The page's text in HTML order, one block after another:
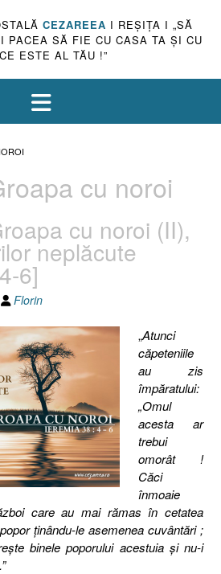
CEZAREEA I REŞIŢA I „SĂ
PACEA SĂ FIE CU CASA TA ŞI CU
ESTE AL TĂU !”
cu noroi
cu noroi (II),
neplăcute
6]
Florin
„Atunci
căpeteniile
au zis
împăratului:
„Omul
acesta ar
trebui
omorât !
Căci
înmoaie
care au mai rămas în cetatea
ţinându-le asemenea cuvântări ;
binele poporului acestuia şi nu-i